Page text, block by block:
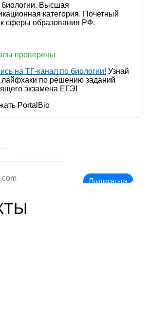
биологии. Высшая
категория. Почетный
сферы образования РФ.
проверены
на ТГ-канал по биологии! Узнай
по решению заданий
экзамена ЕГЭ!
PortalBio
Подписаться